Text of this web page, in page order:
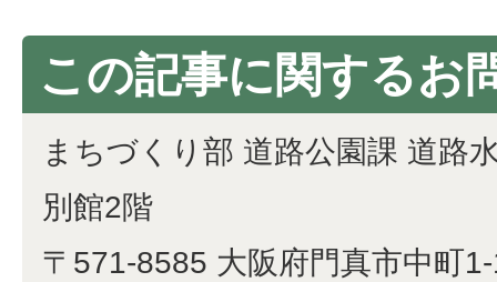
この記事に関するお
まちづくり部 道路公園課 道路
別館2階
〒571-8585 大阪府門真市中町